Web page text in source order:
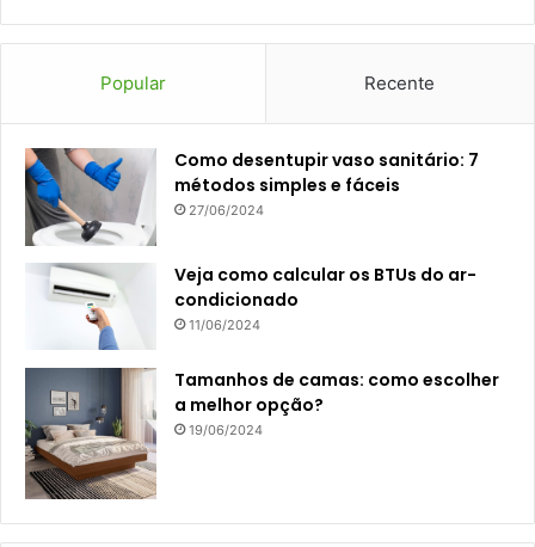
Popular Recente
Como desentupir vaso sanitário: 7
métodos simples e fáceis
27/06/2024
Veja como calcular os BTUs do ar-
condicionado
11/06/2024
Tamanhos de camas: como escolher
a melhor opção?
19/06/2024